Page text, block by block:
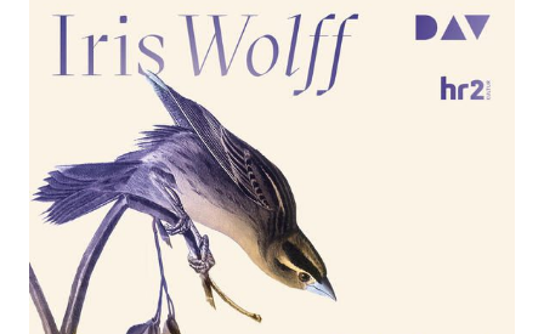
Lichtungen
Zur Wunschliste hinzufügen
Ungekürzte Lesung mit Marek Harloff (1 mp3-CD)
Iris Wolff
Verlag: Der Audio Verlag